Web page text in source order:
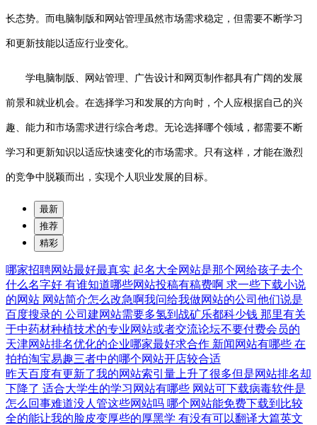
长态势。而电脑制版和网站管理虽然市场需求稳定，但需要不断学习
和更新技能以适应行业变化。
学电脑制版、网站管理、广告设计和网页制作都具有广阔的发展
前景和就业机会。在选择学习和发展的方向时，个人应根据自己的兴
趣、能力和市场需求进行综合考虑。无论选择哪个领域，都需要不断
学习和更新知识以适应快速变化的市场需求。只有这样，才能在激烈
的竞争中脱颖而出，实现个人职业发展的目标。
最新
推荐
精彩
哪家招聘网站最好最真实 起名大全网站是那个网给孩子去个
什么名字好 有谁知道哪些网站投稿有稿费啊 求一些下载小说
的网站 网站简介怎么改急啊我问给我做网站的公司他们说是
百度搜录的 公司建网站需要多氢到战矿乐都科少钱 那里有关
于中药材种植技术的专业网站或者交流论坛不要付费会员的
天津网站排名优化的企业哪家最好求合作 新闻网站有哪些 在
拍拍淘宝易趣三者中的哪个网站开店较合适
昨天百度有更新了我的网站索引量上升了很多但是网站排名却
下降了 适合大学生的学习网站有哪些 网站可下载病毒软件是
怎么回事难道没人管这些网站吗 哪个网站能免费下载到比较
全的能让我的脸皮变厚些的厚黑学 有没有可以翻译大篇英文